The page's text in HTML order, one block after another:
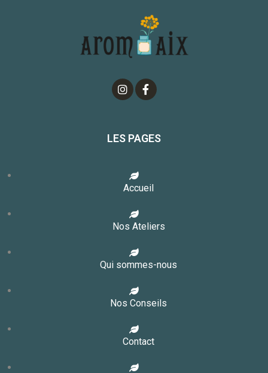
LES PAGES
Accueil
Nos Ateliers
Qui sommes-nous
Nos Conseils
Contact